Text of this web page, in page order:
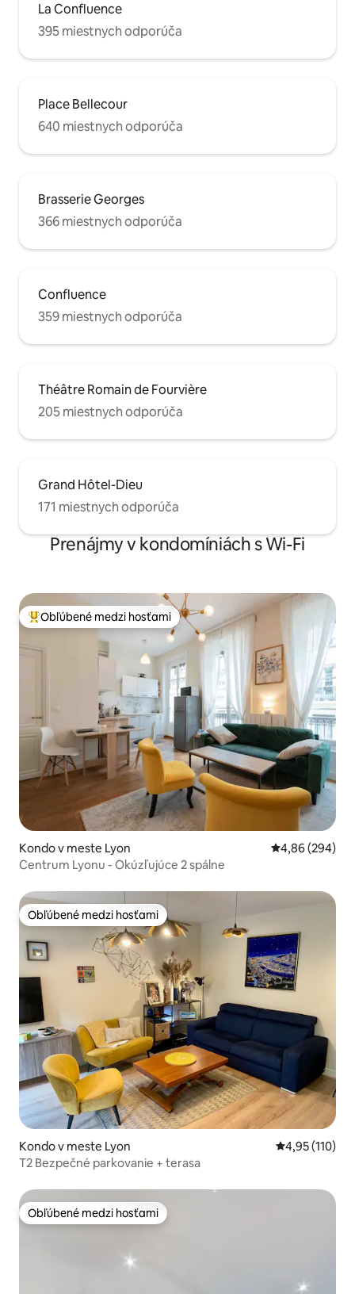
La Confluence
395 miestnych odporúča
Place Bellecour
640 miestnych odporúča
Brasserie Georges
366 miestnych odporúča
Confluence
359 miestnych odporúča
Théâtre Romain de Fourvière
205 miestnych odporúča
Grand Hôtel-Dieu
171 miestnych odporúča
Prenájmy v kondomíniách s Wi-Fi
Najobľúbenejšie medzi hosťami
Obľúbené medzi hosťami
Kondo v meste Lyon Priemerné
4,86 (294)
Centrum Lyonu - Okúzľujúce 2 spálne
Obľúbené medzi hosťami
Obľúbené medzi hosťami
Kondo v meste Lyon Priemerné
4,95 (110)
T2 Bezpečné parkovanie + terasa
Obľúbené medzi hosťami
Obľúbené medzi hosťami